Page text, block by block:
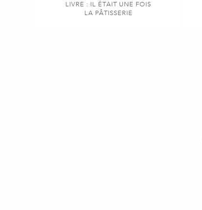
LIVRE : IL ÉTAIT UNE FOIS
LA PÂTISSERIE